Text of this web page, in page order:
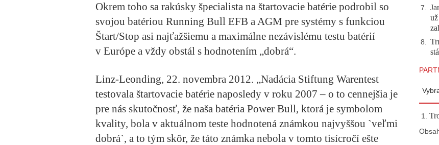
Okrem toho sa rakúsky špecialista na štartovacie batérie podrobil so
svojou batériou Running Bull EFB a AGM pre systémy s funkciou
Štart/Stop asi najťažšiemu a maximálne nezávislému testu batérií
v Európe a vždy obstál s hodnotením „dobrá“.
Linz-Leonding, 22. novembra 2012. „Nadácia Stiftung Warentest
testovala štartovacie batérie naposledy v roku 2007 – o to cennejšia je
pre nás skutočnosť, že naša batéria Power Bull, ktorá je symbolom
kvality, bola v aktuálnom teste hodnotená známkou najvyššou `veľmi
dobrá`, a to tým skôr, že táto známka nebola v tomto tisícročí ešte
7.
8.